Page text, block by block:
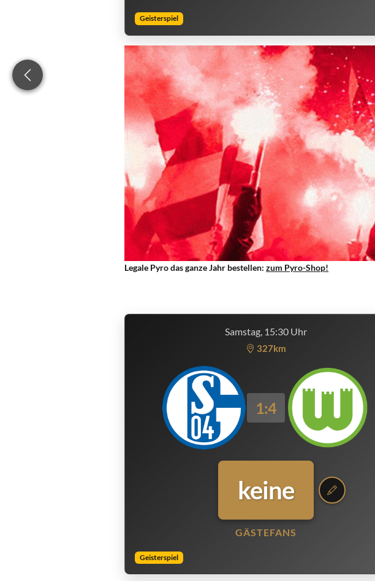
Geisterspiel
Legale Pyro das ganze Jahr bestellen:zum Pyro-Shop!
Samstag, 15:30 Uhr
327km
1:4
keine
GÄSTEFANS
Geisterspiel